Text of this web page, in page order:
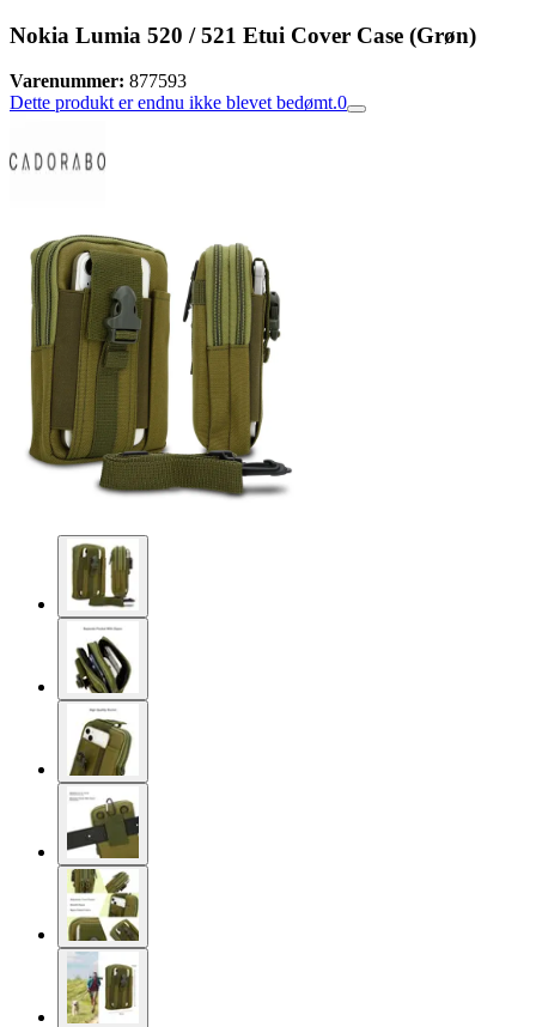
Nokia Lumia 520 / 521 Etui Cover Case (Grøn)
Varenummer: 877593
Dette produkt er endnu ikke blevet bedømt.0